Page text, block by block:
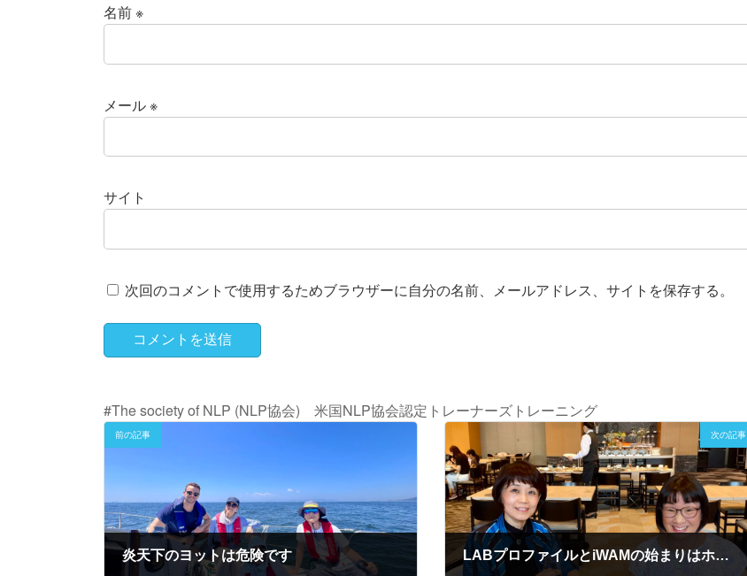
名前※
メール※
サイト
次回のコメントで使用するためブラウザーに自分の名前、メールアドレス、サイトを保存する。
#The society of NLP (NLP協会) 米国NLP協会認定トレーナーズトレーニング
前の記事
炎天下のヨットは危険です
次の記事
LABプロファイルとiWAMの始まりはホロンPBI